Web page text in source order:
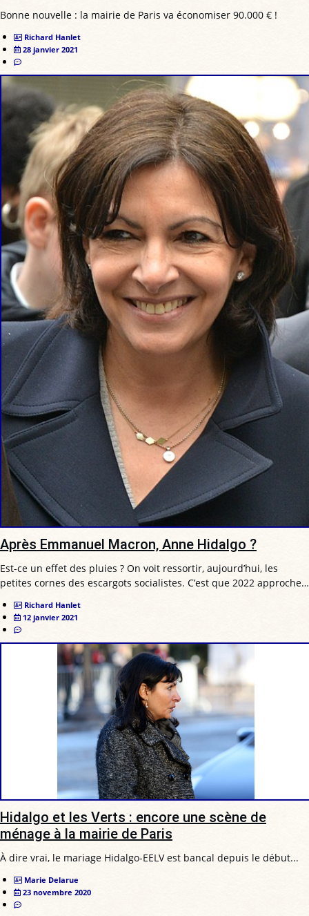
Bonne nouvelle : la mairie de Paris va économiser 90.000 € !
Richard Hanlet
28 janvier 2021
Après Emmanuel Macron, Anne Hidalgo ?
Est-ce un effet des pluies ? On voit ressortir, aujourd’hui, les
petites cornes des escargots socialistes. C’est que 2022 approche…
Richard Hanlet
12 janvier 2021
Hidalgo et les Verts : encore une scène de
ménage à la mairie de Paris
À dire vrai, le mariage Hidalgo-EELV est bancal depuis le début...
Marie Delarue
23 novembre 2020